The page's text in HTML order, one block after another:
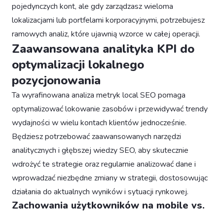
pojedynczych kont, ale gdy zarządzasz wieloma
lokalizacjami lub portfelami korporacyjnymi, potrzebujesz
ramowych analiz, które ujawnią wzorce w całej operacji.
Zaawansowana analityka KPI do
optymalizacji lokalnego
pozycjonowania
Ta wyrafinowana analiza metryk local SEO pomaga
optymalizować lokowanie zasobów i przewidywać trendy
wydajności w wielu kontach klientów jednocześnie.
Będziesz potrzebować zaawansowanych narzędzi
analitycznych i głębszej wiedzy SEO, aby skutecznie
wdrożyć te strategie oraz regularnie analizować dane i
wprowadzać niezbędne zmiany w strategii, dostosowując
działania do aktualnych wyników i sytuacji rynkowej.
Zachowania użytkowników na mobile vs.